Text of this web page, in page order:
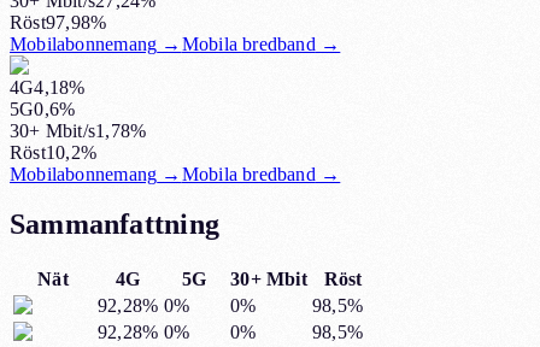
Röst97,98%
Mobilabonnemang → Mobila bredband →
4G4,18%
5G0,6%
30+ Mbit/s1,78%
Röst10,2%
Mobilabonnemang → Mobila bredband →
Sammanfattning
Nät 4G 5G 30+ Mbit
Röst
92,28% 0% 0%
98,5%
92,28% 0% 0%
98,5%